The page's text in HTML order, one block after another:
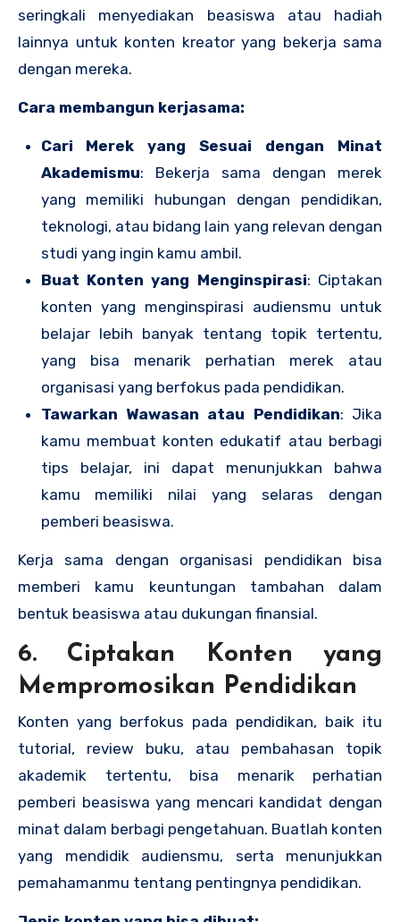
seringkali menyediakan beasiswa atau hadiah
lainnya untuk konten kreator yang bekerja sama
dengan mereka.
Cara membangun kerjasama:
Cari Merek yang Sesuai dengan Minat
Akademismu: Bekerja sama dengan merek
yang memiliki hubungan dengan pendidikan,
teknologi, atau bidang lain yang relevan dengan
studi yang ingin kamu ambil.
Buat Konten yang Menginspirasi: Ciptakan
konten yang menginspirasi audiensmu untuk
belajar lebih banyak tentang topik tertentu,
yang bisa menarik perhatian merek atau
organisasi yang berfokus pada pendidikan.
Tawarkan Wawasan atau Pendidikan: Jika
kamu membuat konten edukatif atau berbagi
tips belajar, ini dapat menunjukkan bahwa
kamu memiliki nilai yang selaras dengan
pemberi beasiswa.
Kerja sama dengan organisasi pendidikan bisa
memberi kamu keuntungan tambahan dalam
bentuk beasiswa atau dukungan finansial.
6. Ciptakan Konten yang
Mempromosikan Pendidikan
Konten yang berfokus pada pendidikan, baik itu
tutorial, review buku, atau pembahasan topik
akademik tertentu, bisa menarik perhatian
pemberi beasiswa yang mencari kandidat dengan
minat dalam berbagi pengetahuan. Buatlah konten
yang mendidik audiensmu, serta menunjukkan
pemahamanmu tentang pentingnya pendidikan.